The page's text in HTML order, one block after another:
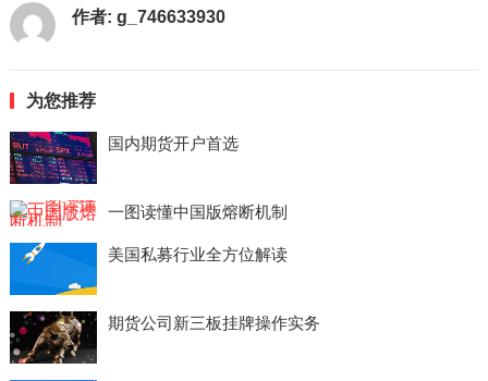
作者: g_746633930
为您推荐
国内期货开户首选
一图读懂中国版熔断机制
美国私募行业全方位解读
期货公司新三板挂牌操作实务